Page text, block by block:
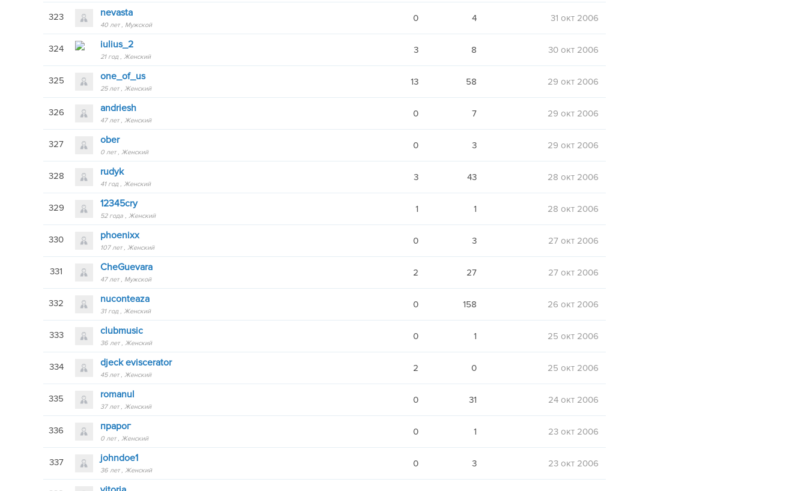
323 nevasta
40 лет Мужской
0 4 31 окт 2006
324 iulius_2
21 год Женский
3 8 30 окт 2006
325 one_of_us
25 лет Женский
13 58 29 окт 2006
326 andriesh
47 лет Женский
0 7 29 окт 2006
327 ober
0 лет Женский
0 3 29 окт 2006
328 rudyk
41 год Женский
3 43 28 окт 2006
329 12345cry
52 года Женский
1 1 28 окт 2006
330 phoenixx
107 лет Женский
0 3 27 окт 2006
331 CheGuevara
47 лет Мужской
2 27 27 окт 2006
332 nuconteaza
31 год Женский
0 158 26 окт 2006
333 clubmusic
36 лет Женский
0 1 25 окт 2006
334 djeck eviscerator
45 лет Женский
2 0 25 окт 2006
335 romanul
37 лет Женский
0 31 24 окт 2006
336 прарог
0 лет Женский
0 1 23 окт 2006
337 johndoe1
36 лет Женский
0 3 23 окт 2006